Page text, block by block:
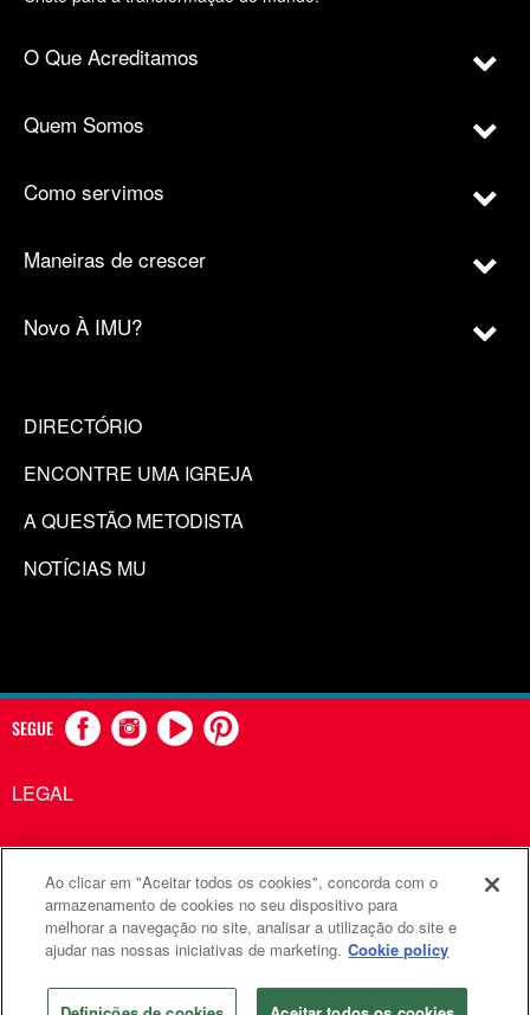
O Que Acreditamos
Quem Somos
Como servimos
Maneiras de crescer
Novo À IMU?
DIRECTÓRIO
ENCONTRE UMA IGREJA
A QUESTÃO METODISTA
NOTÍCIAS MU
SEGUE
LEGAL
Comunicações Metodistas Unidas é uma agência da Igreja
Metodista Unida
©2026 Comunicações Metodistas Unidas. Todos os direitos
reservados
Ao clicar em "Aceitar todos os cookies", concorda com o
armazenamento de cookies no seu dispositivo para
melhorar a navegação no site, analisar a utilização do site e
ajudar nas nossas iniciativas de marketing. Cookie policy